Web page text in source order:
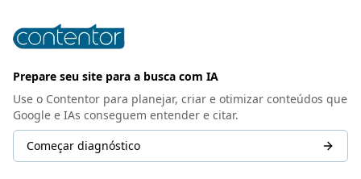
Prepare seu site para a busca com IA
Use o Contentor para planejar, criar e otimizar conteúdos que
Google e IAs conseguem entender e citar.
Começar diagnóstico